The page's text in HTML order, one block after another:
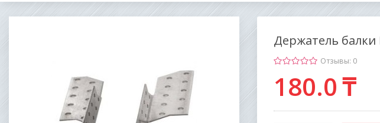
Держатель балки
Отзывы: 0
180.0₸